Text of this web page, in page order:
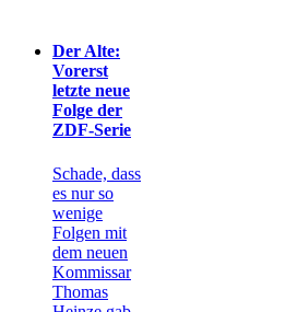
Der Alte:
Vorerst
letzte neue
Folge der
ZDF-Serie
Schade, dass
es nur so
wenige
Folgen mit
dem neuen
Kommissar
Thomas